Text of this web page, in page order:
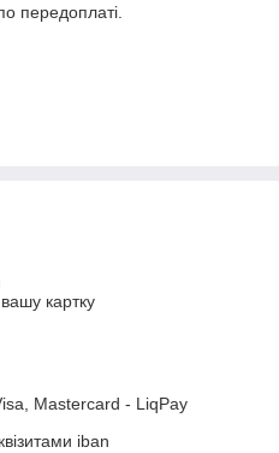
передоплаті.
картку
Mastercard - LiqPay
iban